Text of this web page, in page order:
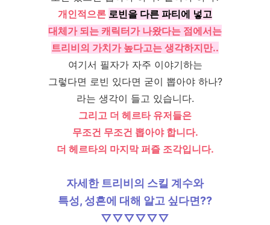
개인적으론 로빈을 다른 파티에 넣고
대체가 되는 캐릭터가 나왔다는 점에서는
트리비의 가치가 높다고는 생각하지만..
여기서 필자가 자주 이야기하는
그렇다면 로빈 있다면 굳이 뽑아야 하나?
라는 생각이 들고 있습니다.
그리고 더 헤르타 유저들은
무조건 무조건 뽑아야 합니다.
더 헤르타의 마지막 퍼즐 조각입니다.
자세한 트리비의 스킬 계수와
특성, 성흔에 대해 알고 싶다면??
▽▽▽▽▽▽